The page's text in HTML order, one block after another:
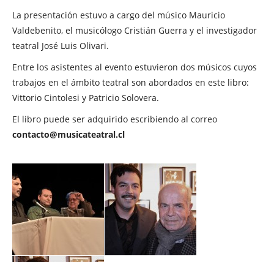
La presentación estuvo a cargo del músico Mauricio
Valdebenito, el musicólogo Cristián Guerra y el investigador
teatral José Luis Olivari.
Entre los asistentes al evento estuvieron dos músicos cuyos
trabajos en el ámbito teatral son abordados en este libro:
Vittorio Cintolesi y Patricio Solovera.
El libro puede ser adquirido escribiendo al correo
contacto@musicateatral.cl